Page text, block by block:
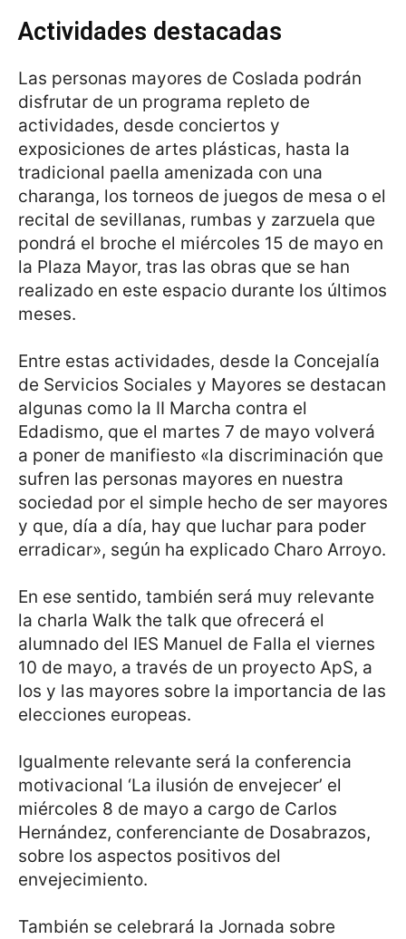
Actividades destacadas
Las personas mayores de Coslada podrán
disfrutar de un programa repleto de
actividades, desde conciertos y
exposiciones de artes plásticas, hasta la
tradicional paella amenizada con una
charanga, los torneos de juegos de mesa o el
recital de sevillanas, rumbas y zarzuela que
pondrá el broche el miércoles 15 de mayo en
la Plaza Mayor, tras las obras que se han
realizado en este espacio durante los últimos
meses.
Entre estas actividades, desde la Concejalía
de Servicios Sociales y Mayores se destacan
algunas como la II Marcha contra el
Edadismo, que el martes 7 de mayo volverá
a poner de manifiesto «la discriminación que
sufren las personas mayores en nuestra
sociedad por el simple hecho de ser mayores
y que, día a día, hay que luchar para poder
erradicar», según ha explicado Charo Arroyo.
En ese sentido, también será muy relevante
la charla Walk the talk que ofrecerá el
alumnado del IES Manuel de Falla el viernes
10 de mayo, a través de un proyecto ApS, a
los y las mayores sobre la importancia de las
elecciones europeas.
Igualmente relevante será la conferencia
motivacional ‘La ilusión de envejecer’ el
miércoles 8 de mayo a cargo de Carlos
Hernández, conferenciante de Dosabrazos,
sobre los aspectos positivos del
envejecimiento.
También se celebrará la Jornada sobre